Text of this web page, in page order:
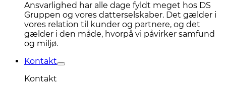
Ansvarlighed har alle dage fyldt meget hos DS
Gruppen og vores datterselskaber. Det gælder i
vores relation til kunder og partnere, og det
gælder i den måde, hvorpå vi påvirker samfund
og miljø.
Kontakt
Kontakt